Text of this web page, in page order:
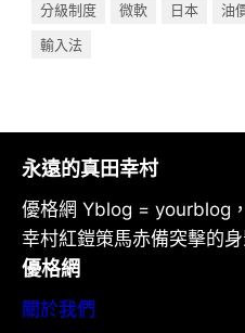
分級制度
微軟 日本 油
輸入法
永遠的真田幸村
優格網 Yblog = yourblog
幸村紅鎧策馬赤備突擊的
優格網
關於我們